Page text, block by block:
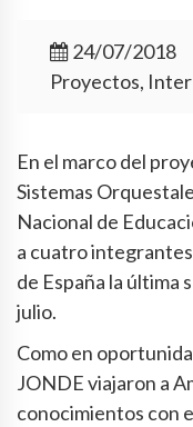
24/07/2018
Proyectos,
En el marco del
Sistemas
Nacional de
a cuatro
de España la última
julio.
Como en
JONDE viajaron a
conocimientos con